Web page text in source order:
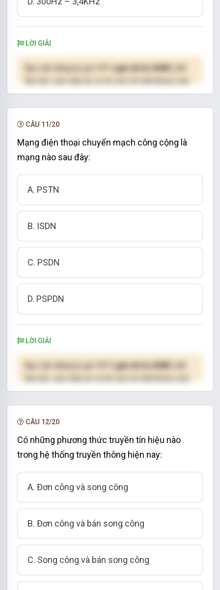
LỜI GIẢI
( giá chỉ từ 250K )
hạn.
CÂU 11/20
Mạng điện thoại chuyển mạch công cộng là
mạng nào sau đây:
A. PSTN
B. ISDN
C. PSDN
D. PSPDN
LỜI GIẢI
( giá chỉ từ 250K )
hạn.
CÂU 12/20
Có những phương thức truyền tín hiệu nào
trong hệ thống truyền thông hiện nay:
A. Đơn công và song công
B. Đơn công và bán song công
C. Song công và bán song công